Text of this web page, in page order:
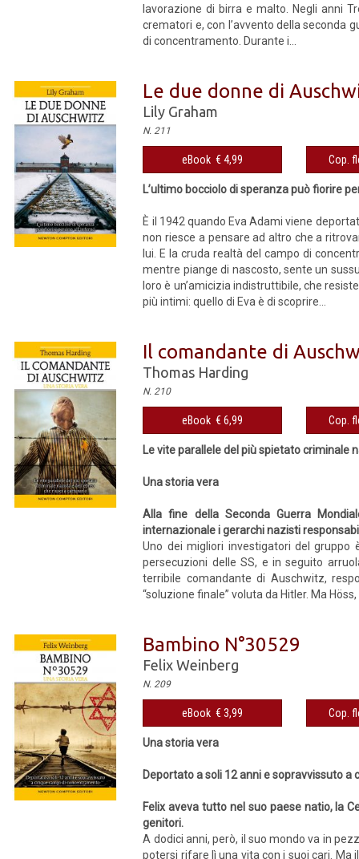
lavorazione di birra e malto. Negli anni
crematori e, con l’avvento della seconda
di concentramento. Durante i...
Le due donne di
Lily Graham
N. 211
eBook € 4,99 Cop.
L’ultimo bocciolo di speranza può fiorire
È il 1942 quando Eva Adami viene
non riesce a pensare ad altro che a
lui. E la cruda realtà del campo di
mentre piange di nascosto, sente un
loro è un’amicizia indistruttibile, che
più intimi: quello di Eva è di scoprire...
Il comandante di
Thomas Harding
N. 210
eBook € 6,99 Cop.
Le vite parallele del più spietato criminale
Una storia vera
Alla fine della Seconda Guerra
internazionale i gerarchi nazisti
Uno dei migliori investigatori del gruppo
persecuzioni delle SS, e in seguito
terribile comandante di Auschwitz,
“soluzione finale” voluta da Hitler. Ma
Bambino N°30529
Felix Weinberg
N. 209
eBook € 3,99 Cop.
Una storia vera
Deportato a soli 12 anni e sopravvissuto
Felix aveva tutto nel suo paese natio, la
genitori.
A dodici anni, però, il suo mondo va in
potersi rifare lì una vita con i suoi cari. Ma